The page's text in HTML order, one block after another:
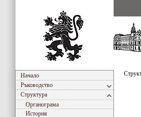
Начало
Ръководство
Структура
Органограма
История